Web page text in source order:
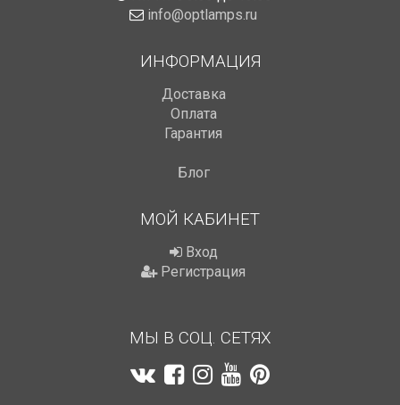
info@optlamps.ru
ИНФОРМАЦИЯ
Доставка
Оплата
Гарантия
Блог
МОЙ КАБИНЕТ
Вход
Регистрация
МЫ В СОЦ. СЕТЯХ